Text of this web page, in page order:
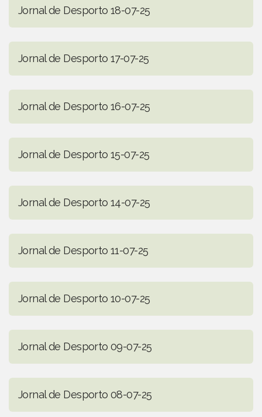
Jornal de Desporto 18-07-25
Jornal de Desporto 17-07-25
Jornal de Desporto 16-07-25
Jornal de Desporto 15-07-25
Jornal de Desporto 14-07-25
Jornal de Desporto 11-07-25
Jornal de Desporto 10-07-25
Jornal de Desporto 09-07-25
Jornal de Desporto 08-07-25